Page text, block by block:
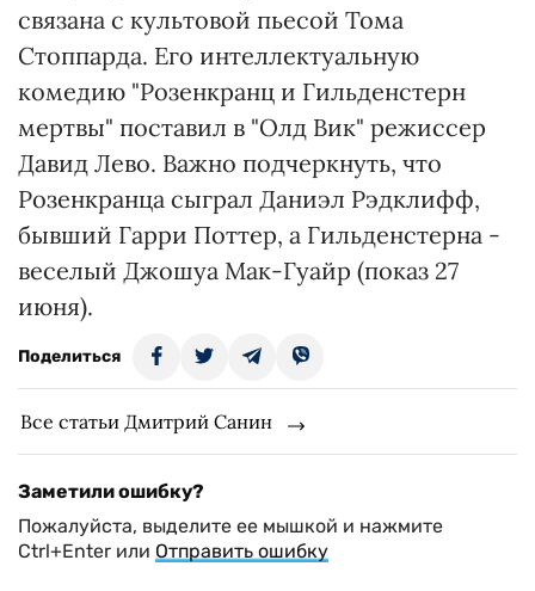
связана с культовой пьесой Тома
Стоппарда. Его интеллектуальную
комедию "Розенкранц и Гильденстерн
мертвы" поставил в "Олд Вик" режиссер
Давид Лево. Важно подчеркнуть, что
Розенкранца сыграл Даниэл Рэдклифф,
бывший Гарри Поттер, а Гильденстерна -
веселый Джошуа Мак-Гуайр (показ 27
июня).
Поделиться
Все статьи Дмитрий Санин
Заметили ошибку?
Пожалуйста, выделите ее мышкой и нажмите
Ctrl+Enter или Отправить ошибку